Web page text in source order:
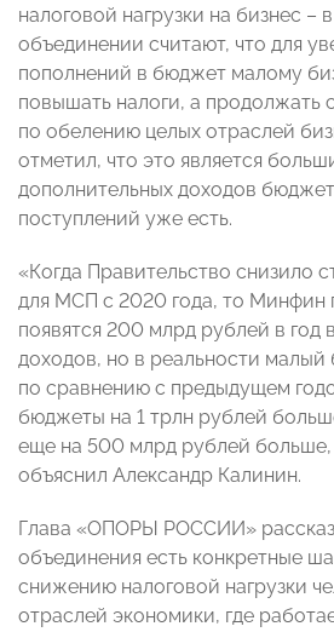
налоговой нагрузки на бизнес –
объединении считают, что для
пополнений в бюджет малому
повышать налоги, а продолжать
по обелению целых отраслей
отметил, что это является
дополнительных доходов
поступлений уже есть.
«Когда Правительство снизило
для МСП с 2020 года, то Минфин
появятся 200 млрд рублей в год
доходов, но в реальности малый
по сравнению с предыдущем
бюджеты на 1 трлн рублей
еще на 500 млрд рублей больше,
объяснил Александр Калинин.
Глава «ОПОРЫ РОССИИ»
объединения есть конкретные
снижению налоговой нагрузки
отраслей экономики, где